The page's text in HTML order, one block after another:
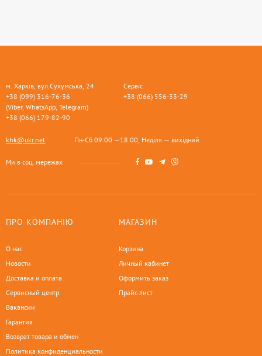
м. Харків, вул.Сухумська, 24
+38 (099) 316-76-36
(Viber, WhatsApp, Telegram)
+38 (066) 179-82-90
Сервіс
+38 (066) 556-33-29
khk@ukr.net Пн-Сб 09:00 —18:00, Неділя — вихідний
Ми в соц. мережах
ПРО КОМПАНІЮ
О нас
Новости
Доставка и оплата
Сервисный центр
Вакансии
Гарантия
Возврат товара и обмен
Политика конфиденциальности
МАГАЗИН
Корзина
Личный кабинет
Оформить заказ
Прайс-лист